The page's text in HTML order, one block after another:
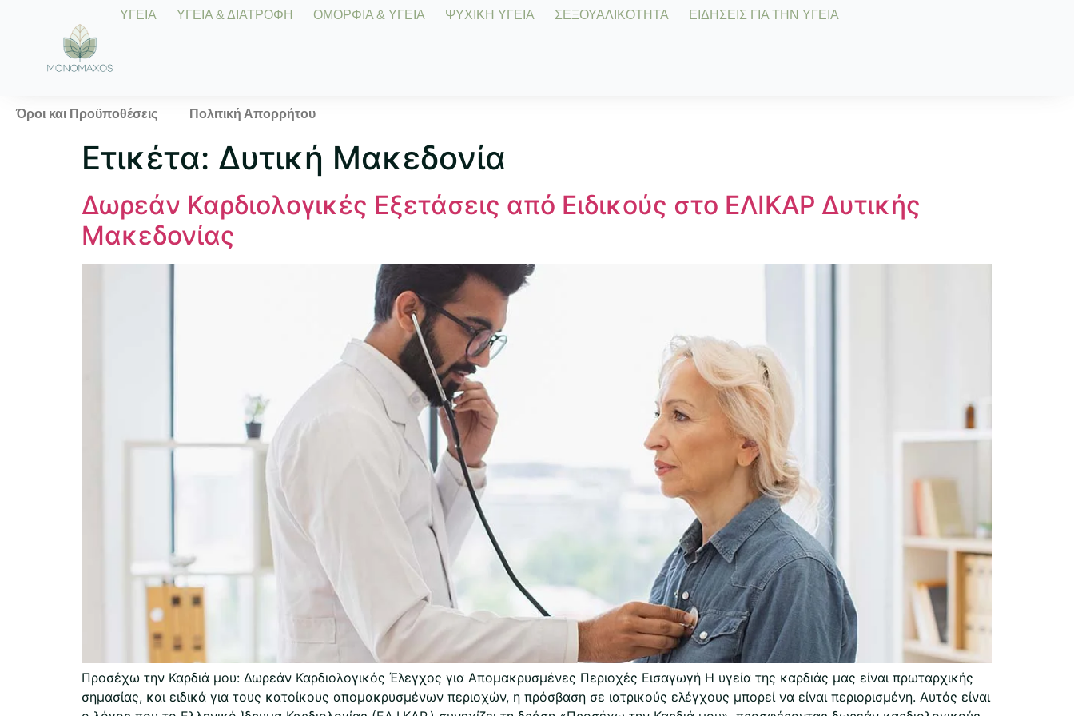
ΥΓΕΙΑ ΥΓΕΙΑ & ΔΙΑΤΡΟΦΗ ΟΜΟΡΦΙΑ & ΥΓΕΙΑ ΨΥΧΙΚΗ ΥΓΕΙΑ ΣΕΞΟΥΑΛΙΚΟΤΗΤΑ ΕΙΔΗΣΕΙΣ ΓΙΑ ΤΗΝ ΥΓΕΙΑ
Όροι και Προϋποθέσεις Πολιτική Απορρήτου
Ετικέτα: Δυτική Μακεδονία
Δωρεάν Καρδιολογικές Εξετάσεις από Ειδικούς στο ΕΛΙΚΑΡ Δυτικής
Μακεδονίας
Προσέχω την Καρδιά μου: Δωρεάν Καρδιολογικός Έλεγχος για Απομακρυσμένες Περιοχές Εισαγωγή Η υγεία της καρδιάς μας είναι πρωταρχικής
σημασίας, και ειδικά για τους κατοίκους απομακρυσμένων περιοχών, η πρόσβαση σε ιατρικούς ελέγχους μπορεί να είναι περιορισμένη. Αυτός είναι